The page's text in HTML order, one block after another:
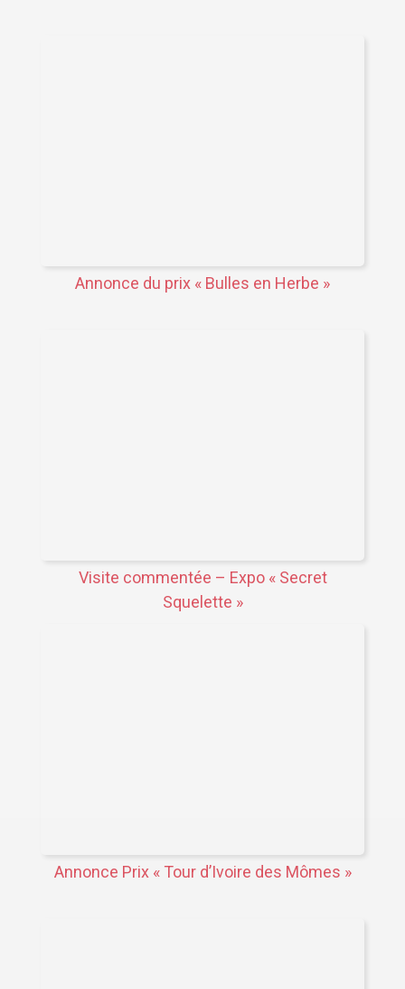
Annonce du prix « Bulles en Herbe »
Visite commentée – Expo « Secret
Squelette »
Annonce Prix « Tour d’Ivoire des Mômes »